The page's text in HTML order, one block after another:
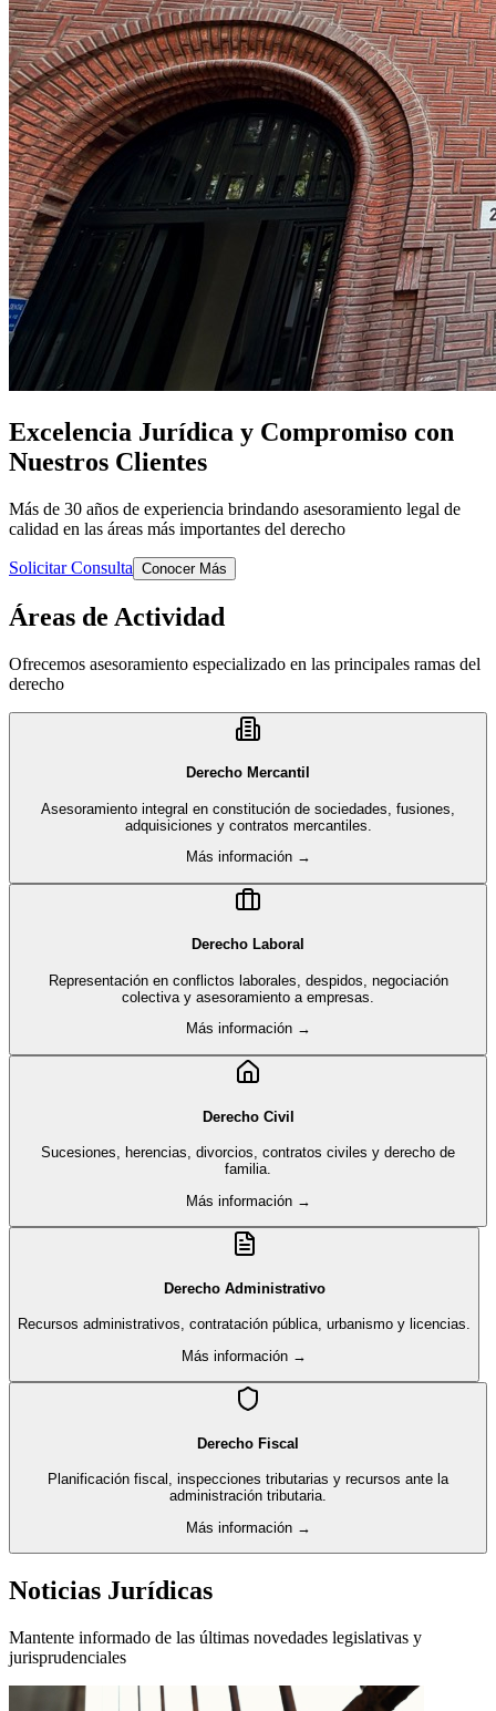
Excelencia Jurídica y Compromiso con
Nuestros Clientes
Más de 30 años de experiencia brindando asesoramiento legal de
calidad en las áreas más importantes del derecho
Solicitar Consulta Conocer Más
Áreas de Actividad
Ofrecemos asesoramiento especializado en las principales ramas del
derecho
Derecho Mercantil
Asesoramiento integral en constitución de sociedades, fusiones,
adquisiciones y contratos mercantiles.
Más información →
Derecho Laboral
Representación en conflictos laborales, despidos, negociación
colectiva y asesoramiento a empresas.
Más información →
Derecho Civil
Sucesiones, herencias, divorcios, contratos civiles y derecho de
familia.
Más información →
Derecho Administrativo
Recursos administrativos, contratación pública, urbanismo y licencias.
Más información →
Derecho Fiscal
Planificación fiscal, inspecciones tributarias y recursos ante la
administración tributaria.
Más información →
Noticias Jurídicas
Mantente informado de las últimas novedades legislativas y
jurisprudenciales